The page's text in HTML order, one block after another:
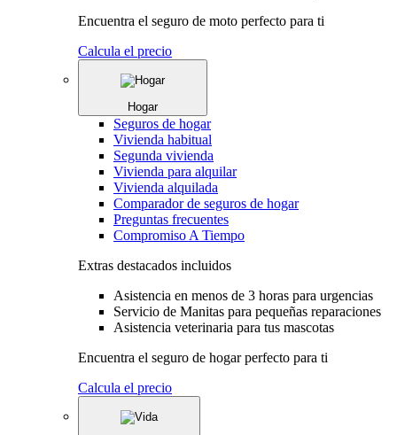
Encuentra el seguro de moto perfecto para ti
Calcula el precio
Hogar
Seguros de hogar
Vivienda habitual
Segunda vivienda
Vivienda para alquilar
Vivienda alquilada
Comparador de seguros de hogar
Preguntas frecuentes
Compromiso A Tiempo
Extras destacados incluidos
Asistencia en menos de 3 horas para urgencias
Servicio de Manitas para pequeñas reparaciones
Asistencia veterinaria para tus mascotas
Encuentra el seguro de hogar perfecto para ti
Calcula el precio